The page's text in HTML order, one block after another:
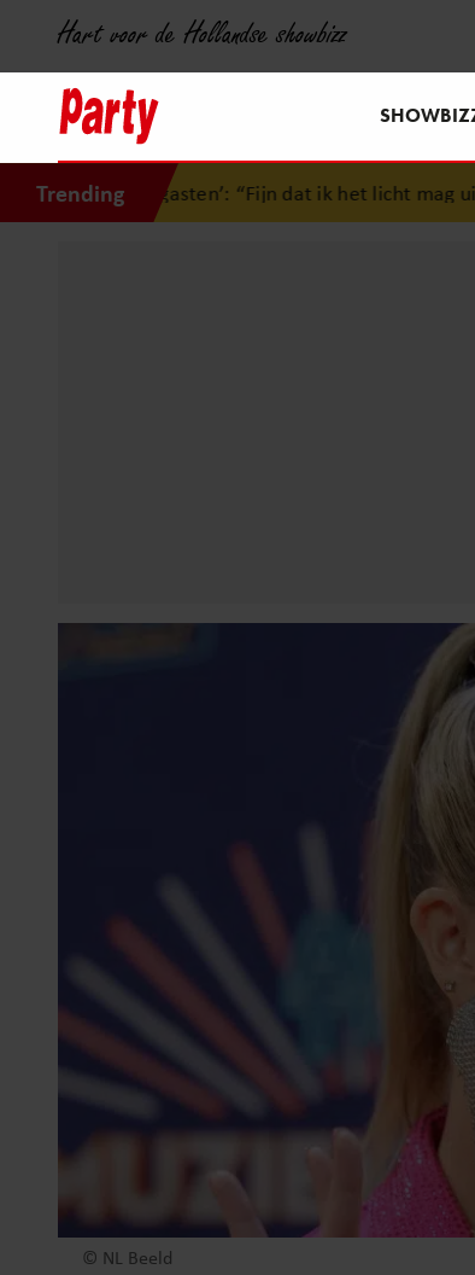
Hart voor de Hollandse showbizz
Trending“Fijn dat ik het licht mag uitdoen”•
© NL Beeld